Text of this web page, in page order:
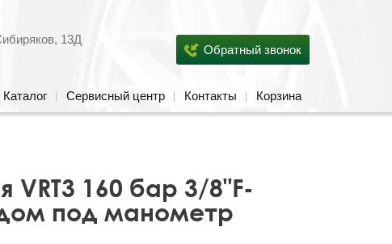
13Д
Обратный звонок
Каталог Сервисный центр Контакты Корзина
VRT3 160 бар 3/8"F-
под манометр